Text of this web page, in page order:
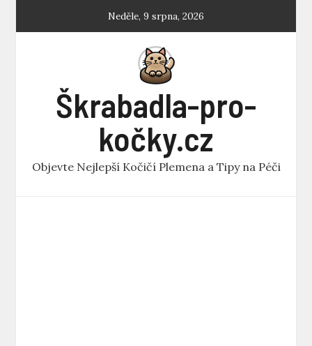
Neděle, 9 srpna, 2026
Škrabadla-pro-
kočky.cz
Objevte Nejlepší Kočičí Plemena a Tipy na Péči